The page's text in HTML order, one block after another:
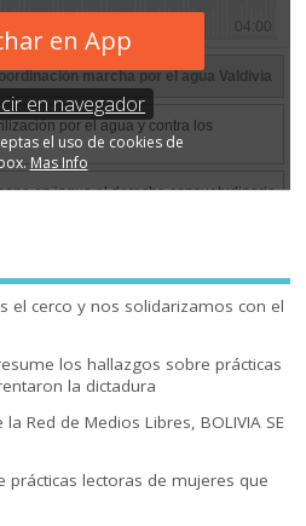
el cerco y nos solidarizamos con el
los hallazgos sobre prácticas
la dictadura
Red de Medios Libres, BOLIVIA SE
prácticas lectoras de mujeres que